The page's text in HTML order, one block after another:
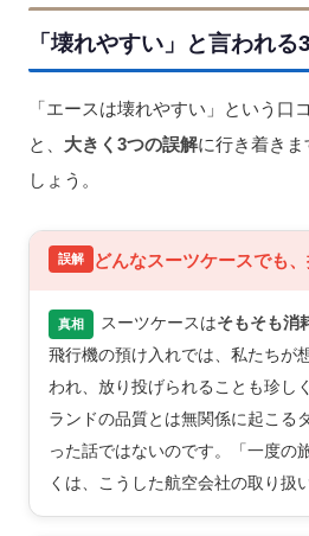
「壊れやすい」と言われる
「エースは壊れやすい」という口
と、 大きく3つの誤解に行き着きま
しょう。
どんなスーツケースでも
真相 スーツケースはそもそも消
飛行機の預け入れでは、私たちが
われ、放り投げられることも珍し
ランドの品質とは無関係に起こる
った話ではないのです。「一度の
くは、こうした航空会社の取り扱